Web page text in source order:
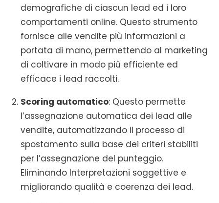
demografiche di ciascun lead ed i loro
comportamenti online. Questo strumento
fornisce alle vendite più informazioni a
portata di mano, permettendo al marketing
di coltivare in modo più efficiente ed
efficace i lead raccolti.
Scoring automatico: Questo permette
l’assegnazione automatica dei lead alle
vendite, automatizzando il processo di
spostamento sulla base dei criteri stabiliti
per l’assegnazione del punteggio.
Eliminando Interpretazioni soggettive e
migliorando qualità e coerenza dei lead.